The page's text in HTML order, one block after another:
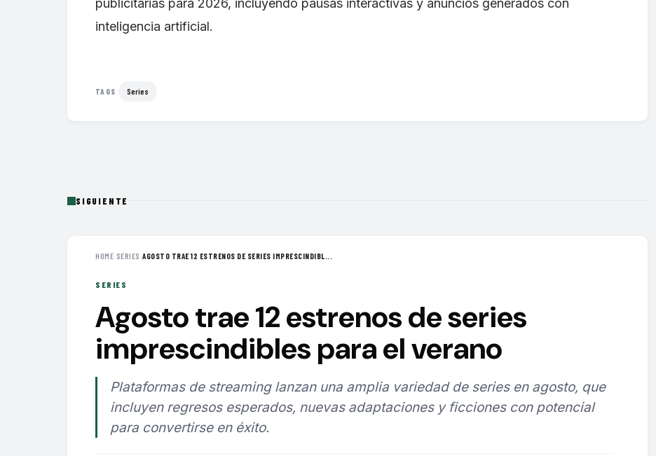
publicitarias para 2026, incluyendo pausas interactivas y anuncios generados con
inteligencia artificial.
TAGS Series
SIGUIENTE
HOME› SERIES ›AGOSTO TRAE 12 ESTRENOS DE SERIES IMPRESCINDIBL...
SERIES
Agosto trae 12 estrenos de series
imprescindibles para el verano
Plataformas de streaming lanzan una amplia variedad de series en agosto, que
incluyen regresos esperados, nuevas adaptaciones y ficciones con potencial
para convertirse en éxito.